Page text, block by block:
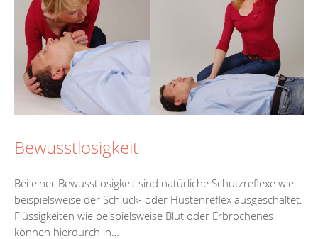
Bewusstlosigkeit
Bei einer Bewusstlosigkeit sind natürliche Schutzreflexe wie
beispielsweise der Schluck- oder Hustenreflex ausgeschaltet.
Flüssigkeiten wie beispielsweise Blut oder Erbrochenes
können hierdurch in…